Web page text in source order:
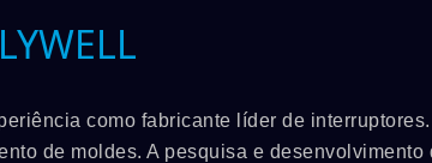
como fabricante líder de interruptores.
de moldes. A pesquisa e desenvolvimento